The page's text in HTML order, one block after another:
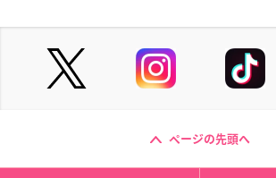
ページの先頭へ